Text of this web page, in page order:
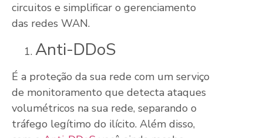
circuitos e simplificar o gerenciamento
das redes WAN.
Anti-DDoS
É a proteção da sua rede com um serviço
de monitoramento que detecta ataques
volumétricos na sua rede, separando o
tráfego legítimo do ilícito. Além disso,